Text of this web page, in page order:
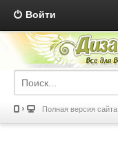
Войти
Полная версия сайта